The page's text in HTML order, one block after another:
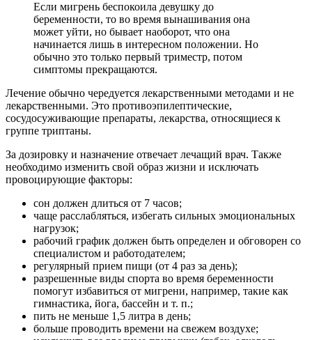
Если мигрень беспокоила девушку до
беременности, то во время вынашивания она
может уйти, но бывает наоборот, что она
начинается лишь в интересном положении. Но
обычно это только первый триместр, потом
симптомы прекращаются.
Лечение обычно чередуется лекарственными методами и не
лекарственными. Это противоэпилептические,
сосудосуживающие препараты, лекарства, относящиеся к
группе триптаны.
За дозировку и назначение отвечает лечащий врач. Также
необходимо изменить свой образ жизни и исключать
провоцирующие факторы:
сон должен длиться от 7 часов;
чаще расслабляться, избегать сильных эмоциональных
нагрузок;
рабочий график должен быть определен и обговорен со
специалистом и работодателем;
регулярный прием пищи (от 4 раз за день);
разрешенные виды спорта во время беременности
помогут избавиться от мигрени, например, такие как
гимнастика, йога, бассейн и т. п.;
пить не меньше 1,5 литра в день;
больше проводить времени на свежем воздухе;